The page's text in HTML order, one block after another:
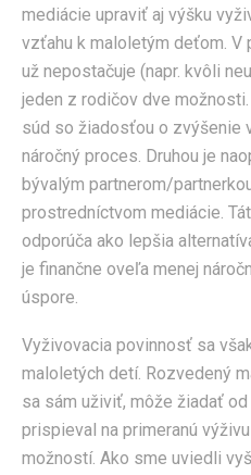
mediácie upraviť aj výšku
vzťahu k maloletým deťom. V
už nepostačuje (napr. kvôli
jeden z rodičov dve
súd so žiadosťou o zvýšenie
náročný proces. Druhou je
bývalým partnerom/
prostredníctvom mediácie.
odporúča ako lepšia
je finančne oveľa menej
úspore.
Vyživovacia povinnosť sa
maloletých detí. Rozvedený
sa sám uživiť, môže žiadať
prispieval na primeranú
možností. Ako sme uviedli